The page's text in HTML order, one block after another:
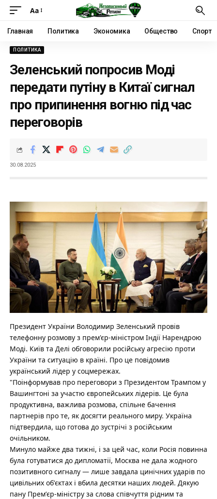
Аа
Главная Политика Экономика Общество Спорт
ПОЛИТИКА
Зеленський попросив Моді
передати путіну в Китаї сигнал
про припинення вогню під час
переговорів
30.08.2025
Президент України Володимир Зеленський провів
телефонну розмову з прем'єр-міністром Індії Нарендрою
Моді. Київ та Делі обговорили російську агресію проти
України та ситуацію в країні. Про це повідомив
український лідер у соцмережах.
"Поінформував про переговори з Президентом Трампом у
Вашингтоні за участю європейських лідерів. Це була
продуктивна, важлива розмова, спільне бачення
партнерів про те, як досягти реального миру. Україна
підтвердила, що готова до зустрічі з російським
очільником.
Минуло майже два тижні, і за цей час, коли Росія повинна
була готуватися до дипломатії, Москва не дала жодного
позитивного сигналу — лише завдала цинічних ударів по
цивільних обʼєктах і вбила десятки наших людей. Дякую
пану Премʼєр-міністру за слова співчуття рідним та